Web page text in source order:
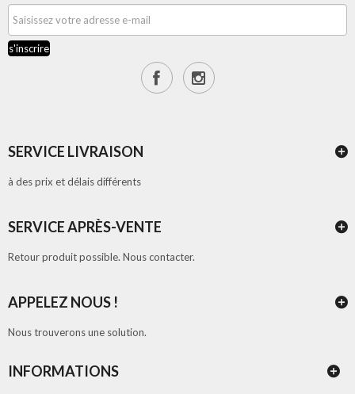
s'inscrire
SERVICE LIVRAISON
à des prix et délais différents
SERVICE APRÈS-VENTE
Retour produit possible. Nous contacter.
APPELEZ NOUS !
Nous trouverons une solution.
INFORMATIONS